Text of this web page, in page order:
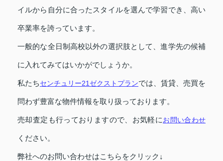
イルから自分に合ったスタイルを選んで学習でき、高い
卒業率を誇っています。
一般的な全日制高校以外の選択肢として、進学先の候補
に入れてみてはいかがでしょうか。
私たちセンチュリー21ゼクストプランでは、賃貸、売買を
問わず豊富な物件情報を取り扱っております。
売却査定も行っておりますので、お気軽にお問い合わせ
ください。
弊社へのお問い合わせはこちらをクリック↓